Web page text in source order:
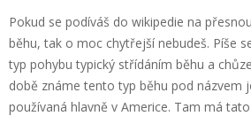
Pokud se podíváš do wikipedie na
běhu, tak o moc chytřejší nebudeš. Píše
typ pohybu typický střídáním běhu a
době známe tento typ běhu pod názvem
používaná hlavně v Americe. Tam má